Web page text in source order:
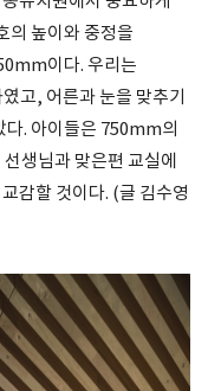
의 높이와 중정을
이다. 우리는
고, 어른과 눈을 맞추기
. 아이들은 750mm의
생님과 맞은편 교실에
감할 것이다. (글 김수영